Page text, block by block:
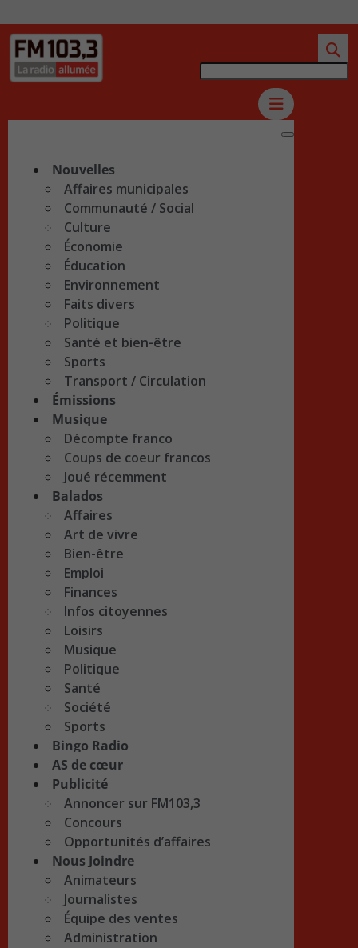
Nouvelles
Affaires municipales
Communauté / Social
Culture
Économie
Éducation
Environnement
Faits divers
Politique
Santé et bien-être
Sports
Transport / Circulation
Émissions
Musique
Décompte franco
Coups de coeur francos
Joué récemment
Balados
Affaires
Art de vivre
Bien-être
Emploi
Finances
Infos citoyennes
Loisirs
Musique
Politique
Santé
Société
Sports
Bingo Radio
AS de cœur
Publicité
Annoncer sur FM103,3
Concours
Opportunités d’affaires
Nous Joindre
Animateurs
Journalistes
Équipe des ventes
Administration